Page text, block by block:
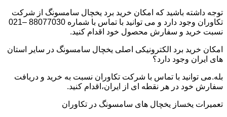
توجه داشته باشید که امکان خرید برد یخچال سامسونگ از شرکت
تکاوران وجود دارد و می توانید با تماس با شماره 88077030 –021
نسبت خرید و سفارش محصول خود اقدام کنید.
امکان خرید برد الکترونیکی اصلی یخچال سامسونگ در سایر استان
های ایران وجود دارد؟
بله.می توانید با تماس با شرکت تکاوران نسبت به خرید و دریافت
سفارش خود در هر نقطه ای از ایران،اقدام کنید.
تعمیرات یخساز یخچال های سامسونگ در تکاوران